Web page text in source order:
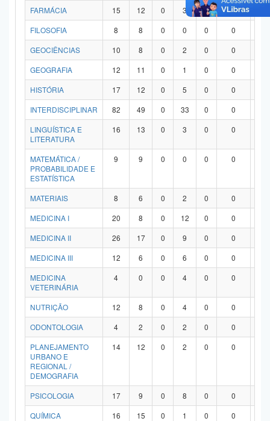
FARMÁCIA
15 12 0 3 0 0
FILOSOFIA
8 8 0 0 0 0
GEOCIÊNCIAS
10 8 0 2 0 0
GEOGRAFIA
12 11 0 1 0 0
HISTÓRIA
17 12 0 5 0 0
INTERDISCIPLINAR
82 49 0 33 0 0
LINGUÍSTICA E
LITERATURA
16 13 0 3 0 0
MATEMÁTICA /
PROBABILIDADE E
ESTATÍSTICA
9 9 0 0 0 0
MATERIAIS 8 6 0 2 0 0
MEDICINA I
20 8 0 12 0 0
MEDICINA II
26 17 0 9 0 0
MEDICINA III
12 6 0 6 0 0
MEDICINA
VETERINÁRIA
4 0 0 4 0 0
NUTRIÇÃO 12 8 0 4 0 0
ODONTOLOGIA
4 2 0 2 0 0
PLANEJAMENTO
URBANO E
REGIONAL /
DEMOGRAFIA
14 12 0 2 0 0
PSICOLOGIA 17 9 0 8 0 0
QUÍMICA
16 15 0 1 0 0